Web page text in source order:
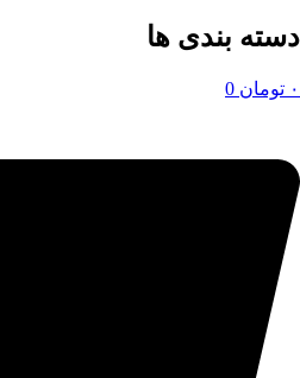
دسته بندی ها
۰ تومان 0